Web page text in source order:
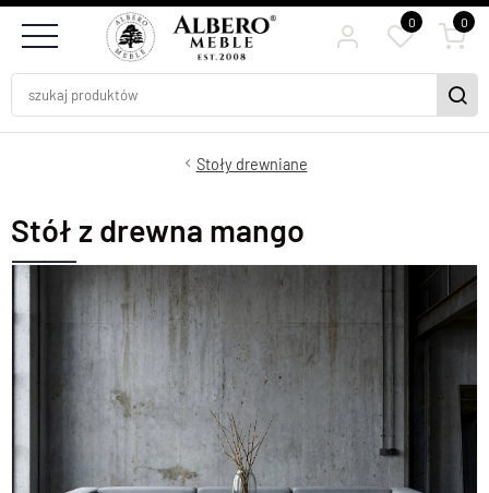
0 0
Stoły drewniane
Stół z drewna mango